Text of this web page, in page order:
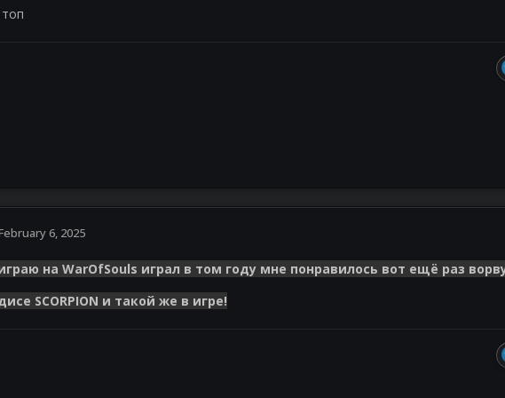
6, 2025
на WarOfSouls играл в том году мне понравилось вот ещё раз
SCORPION и такой же в игре!